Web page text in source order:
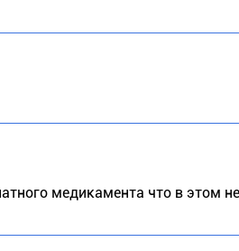
медикамента что в этом